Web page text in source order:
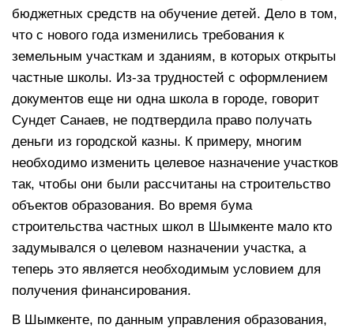
бюджетных средств на обучение детей. Дело в том,
что с нового года изменились требования к
земельным участкам и зданиям, в которых открыты
частные школы. Из-за трудностей с оформлением
документов еще ни одна школа в городе, говорит
Сундет Санаев, не подтвердила право получать
деньги из городской казны. К примеру, многим
необходимо изменить целевое назначение участков
так, чтобы они были рассчитаны на строительство
объектов образования. Во время бума
строительства частных школ в Шымкенте мало кто
задумывался о целевом назначении участка, а
теперь это является необходимым условием для
получения финансирования.
В Шымкенте, по данным управления образования,